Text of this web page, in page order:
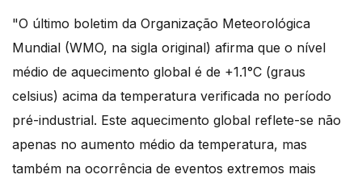
"O último boletim da Organização Meteorológica
Mundial (WMO, na sigla original) afirma que o nível
médio de aquecimento global é de +1.1°C (graus
celsius) acima da temperatura verificada no período
pré-industrial. Este aquecimento global reflete-se não
apenas no aumento médio da temperatura, mas
também na ocorrência de eventos extremos mais